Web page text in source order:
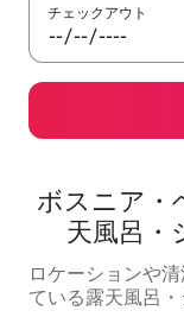
チェックアウト
ボスニア・
天風呂・
ロケーションや
ている露天風呂